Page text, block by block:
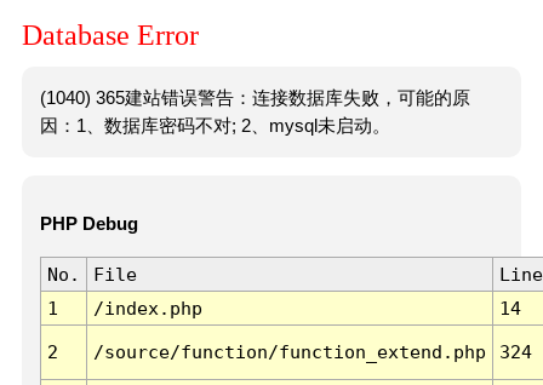
Database Error
(1040) 365建站错误警告：连接数据库失败，可能的原
因：1、数据库密码不对; 2、mysql未启动。
PHP Debug
No. File
Line
1
/index.php 14
2 /source/function/function_extend.php 324